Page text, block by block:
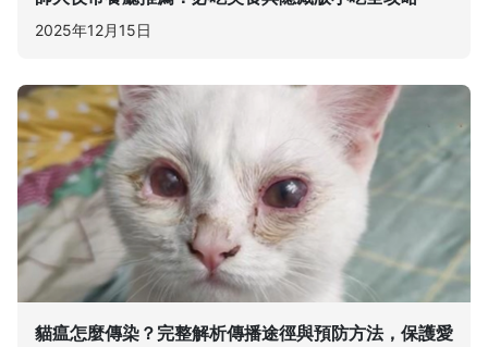
2025年12月15日
貓瘟怎麼傳染？完整解析傳播途徑與預防方法，保護愛